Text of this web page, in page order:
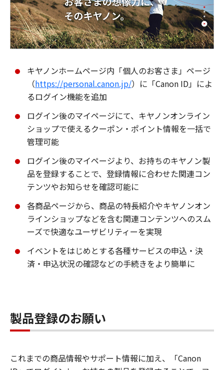
キヤノンホームページ内「個人のお客さま」ページ
（https://personal.canon.jp/）に「Canon ID」によ
るログイン機能を追加
ログイン後のマイページにて、キヤノンオンライン
ショップで使えるクーポン・ポイント情報を一括で
管理可能
ログイン後のマイページより、お持ちのキヤノン製
品を登録することで、登録情報に合わせた関連コン
テンツやお知らせを確認可能に
各商品ページから、商品の特長紹介やキヤノンオン
ラインショップなどを含む関連コンテンツへのスム
ーズで快適なユーザビリティーを実現
イベントをはじめとする各種サービスの申込・決
済・申込状況の確認などの手続きをより簡単に
製品登録のお願い
これまでの商品情報やサポート情報に加え、「Canon